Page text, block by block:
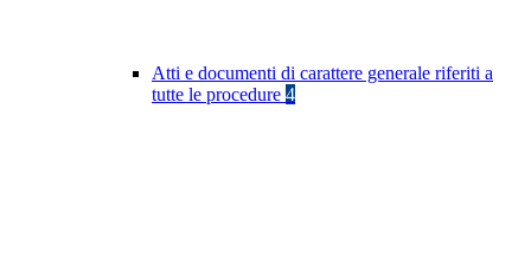
Atti e documenti di carattere generale riferiti a
tutte le procedure 4